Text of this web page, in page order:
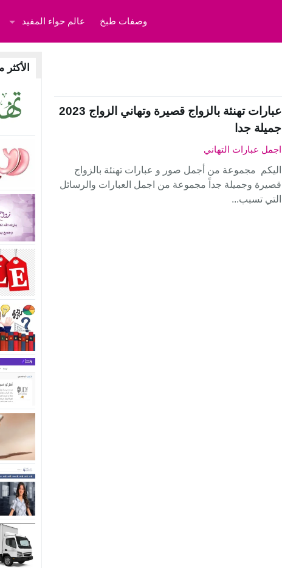
وصفات طبخ عالم حواء المفيد
عبارات تهنئة بالزواج قصيرة وتهاني الزواج 2023
جميلة جدا
اجمل عبارات التهاني
اليكم مجموعة من أجمل صور و عبارات تهنئة بالزواج
قصيرة وجميلة جداً مجموعة من اجمل العبارات والرسائل
التي تسبب...